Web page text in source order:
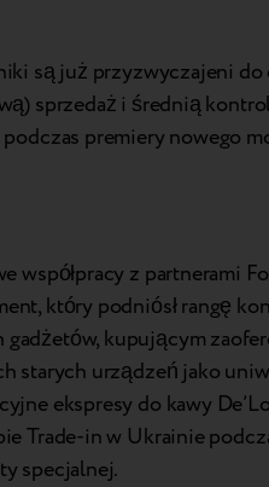
są już przyzwyczajeni
sprzedaż i średnią
podczas premiery nowego
współpracy z partnerami
który podniósł rangę
kupującym
starych urządzeń jako
ekspresy do kawy
Trade-in w Ukrainie
specjalnej.